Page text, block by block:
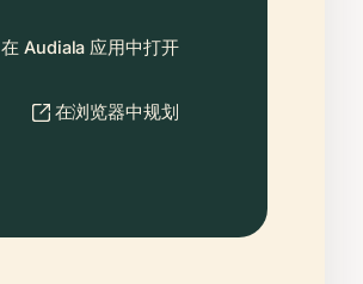
在 Audiala 应用中打开
在浏览器中规划